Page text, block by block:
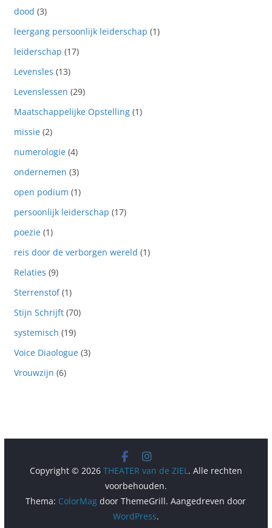
dood (3)
leergang persoonlijk leiderschap (1)
leiderschap (17)
Levensles (13)
Levenslessen (29)
Maatschappelijke Opstelling(1)
missie(2)
numerologie(4)
ondernemen (3)
open podium (1)
persoonlijk leiderschap (17)
poezie(1)
reis door de verborgen wereld (1)
Relaties (9)
Sterrenstof(1)
Stijn Schrijft(70)
systemisch (19)
Voice Diaologue(3)
Vrouwzijn (6)
Copyright © 2026 THEATER van de ZIEL. Alle rechten
voorbehouden.
Thema: ColorMag door ThemeGrill. Aangedreven door
WordPress.